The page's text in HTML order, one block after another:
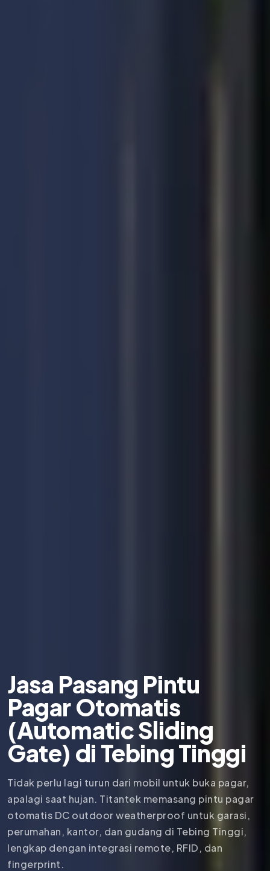
Jasa Pasang Pintu
Pagar Otomatis
(Automatic Sliding
Gate) di Tebing Tinggi
Tidak perlu lagi turun dari mobil untuk buka pagar,
apalagi saat hujan. Titantek memasang pintu pagar
otomatis DC outdoor weatherproof untuk garasi,
perumahan, kantor, dan gudang di Tebing Tinggi,
lengkap dengan integrasi remote, RFID, dan
fingerprint.